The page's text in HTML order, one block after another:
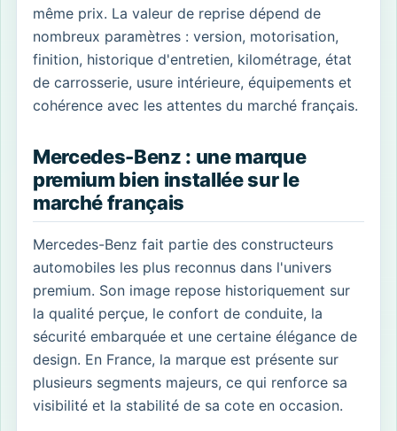
même prix. La valeur de reprise dépend de
nombreux paramètres : version, motorisation,
finition, historique d'entretien, kilométrage, état
de carrosserie, usure intérieure, équipements et
cohérence avec les attentes du marché français.
Mercedes-Benz : une marque
premium bien installée sur le
marché français
Mercedes-Benz fait partie des constructeurs
automobiles les plus reconnus dans l'univers
premium. Son image repose historiquement sur
la qualité perçue, le confort de conduite, la
sécurité embarquée et une certaine élégance de
design. En France, la marque est présente sur
plusieurs segments majeurs, ce qui renforce sa
visibilité et la stabilité de sa cote en occasion.